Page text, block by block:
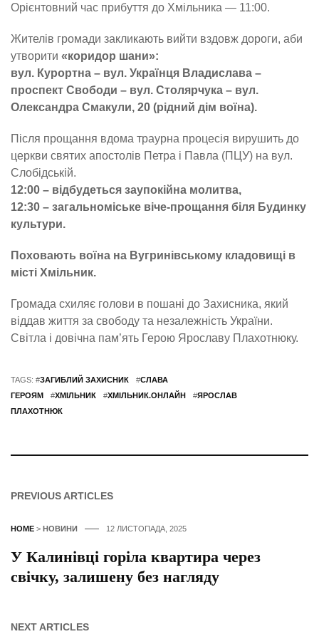
Орієнтовний час прибуття до Хмільника — 11:00.
Жителів громади закликають вийти вздовж дороги, аби
утворити «коридор шани»:
вул. Курортна – вул. Українця Владислава –
проспект Свободи – вул. Столярчука – вул.
Олександра Смакули, 20 (рідний дім воїна).
Після прощання вдома траурна процесія вирушить до
церкви святих апостолів Петра і Павла (ПЦУ) на вул.
Слобідській.
12:00 – відбудеться заупокійна молитва,
12:30 – загальноміське віче-прощання біля Будинку
культури.
Поховають воїна на Вугринівському кладовищі в
місті Хмільник.
Громада схиляє голови в пошані до Захисника, який
віддав життя за свободу та незалежність України.
Світла і довічна пам’ять Герою Ярославу Плахотнюку.
TAGS: #ЗАГИБЛИЙ ЗАХИСНИК #СЛАВА
ГЕРОЯМ
#ХМІЛЬНИК #ХМІЛЬНИК.ОНЛАЙН #ЯРОСЛАВ
ПЛАХОТНЮК
PREVIOUS ARTICLES
HOME > НОВИНИ 12 ЛИСТОПАДА, 2025
У Калинівці горіла квартира через
свічку, залишену без нагляду
NEXT ARTICLES